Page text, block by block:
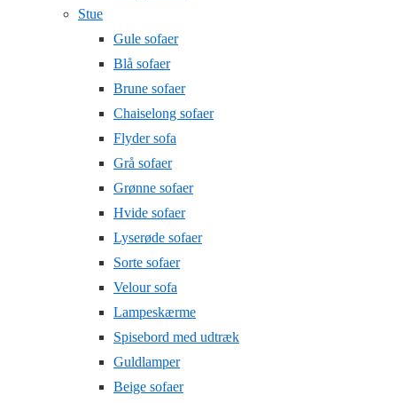
Stue
Gule sofaer
Blå sofaer
Brune sofaer
Chaiselong sofaer
Flyder sofa
Grå sofaer
Grønne sofaer
Hvide sofaer
Lyserøde sofaer
Sorte sofaer
Velour sofa
Lampeskærme
Spisebord med udtræk
Guldlamper
Beige sofaer